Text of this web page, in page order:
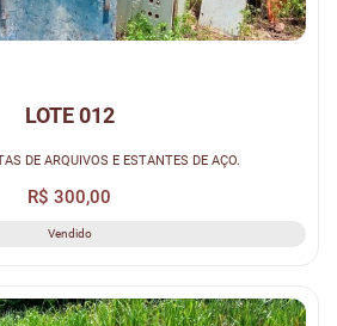
LOTE 012
DE ARQUIVOS E ESTANTES DE AÇO.
R$ 300,00
Vendido